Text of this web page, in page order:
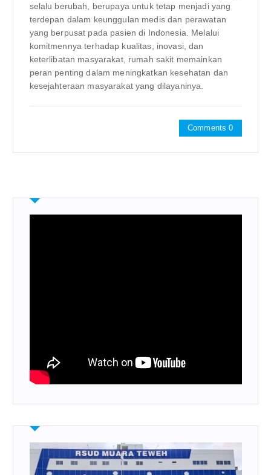
selalu berubah, berupaya untuk tetap menjadi yang
terdepan dalam keunggulan medis dan perawatan
yang berpusat pada pasien di Indonesia. Melalui
komitmennya terhadap kualitas, inovasi, dan
keterlibatan masyarakat, rumah sakit memainkan
peran penting dalam meningkatkan kesehatan dan
kesejahteraan masyarakat yang dilayaninya.
Comments 0